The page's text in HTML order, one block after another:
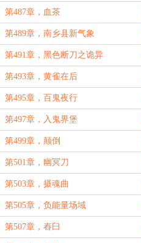
第487章，血茶
第489章，南乡县新气象
第491章，黑色断刀之诡异
第493章，黄雀在后
第495章，百鬼夜行
第497章，入鬼界堡
第499章，颠倒
第501章，幽冥刀
第503章，摄魂曲
第505章，负能量场域
第507章，舂臼